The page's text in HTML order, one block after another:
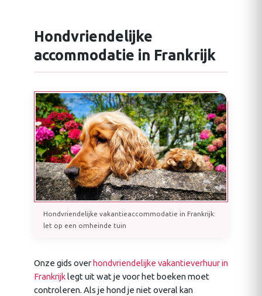
Hondvriendelijke
accommodatie in Frankrijk
Hondvriendelijke vakantieaccommodatie in Frankrijk:
let op een omheinde tuin
Onze gids overhondvriendelijke vakantieverhuur in
Frankrijklegt uit wat je voor het boeken moet
controleren. Als je hond je niet overal kan